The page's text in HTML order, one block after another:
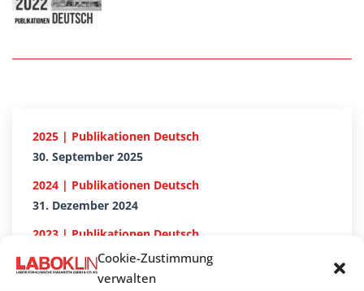
Cookie-Zustimmung
verwalten
2025 | Publikationen Deutsch
30. September 2025
2024 | Publikationen Deutsch
31. Dezember 2024
2023 | Publikationen Deutsch
30. Dezember 2023
2022 | Publikationen Deutsch